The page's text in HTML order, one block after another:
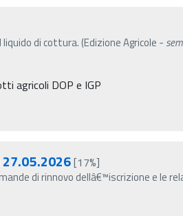
di cottura. (Edizione Agricole -
agricoli DOP e IGP
27.05.2026[17%]
di rinnovo dellâ€™iscrizione e le